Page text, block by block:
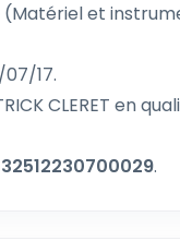
(Matériel et
17.
CLERET en
32512230700029.